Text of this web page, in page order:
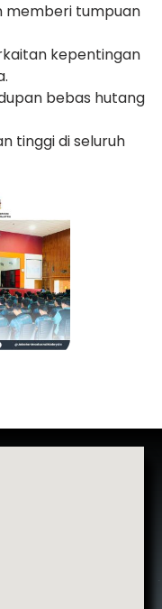
memberi tumpuan
kepentingan
bebas hutang
tinggi di seluruh